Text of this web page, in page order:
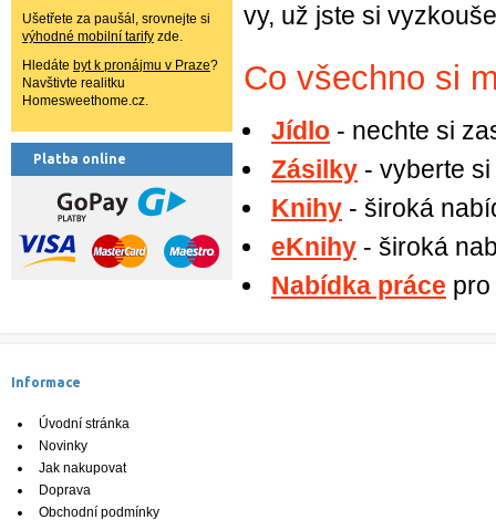
vy, už jste si
Co všechno si
Jídlo - nechte si
Zásilky - vyberte
Knihy - široká
eKnihy - široká
Nabídka práce
Ušetřete za paušál, srovnejte si
výhodné mobilní tarify zde.
Hledáte byt k pronájmu v Praze?
Navštivte realitku
Homesweethome.cz.
Platba online
Informace
Úvodní stránka
Novinky
Jak nakupovat
Doprava
Obchodní podmínky